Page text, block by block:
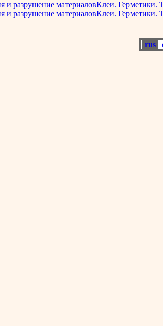
и разрушение материаловКлеи. Герметики.
и разрушение материаловКлеи. Герметики.
rus